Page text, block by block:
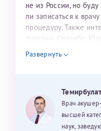
не из России, но
ли записаться к
процедуру. Также
дуостим. Спасибо.
Развернуть
Врач
высшей
наук,